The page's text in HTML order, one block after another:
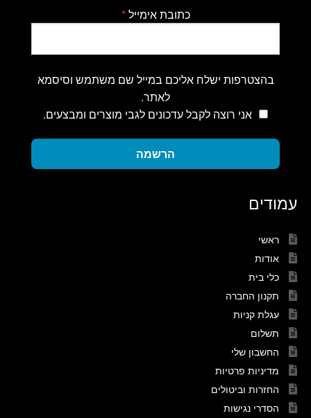
כתובת אימייל*
בהצטרפות ישלח אליכם במייל שם משתמש וסיסמא
לאתר.
אני רוצה לקבל עדכונים לגבי מוצרים ומבצעים.
הרשמה
עמודים
ראשי
אודות
כלי בית
תקנון החברה
עגלת קניות
תשלום
החשבון שלי
מדיניות פרטיות
החזרות וביטולים
הסדרי נגישות